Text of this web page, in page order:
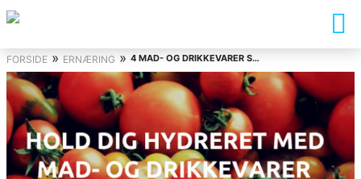
FORSIDE » ERNÆRING » 4 MAD- OG DRIKKEVARER SOM HOLDER DIG HYDRERET